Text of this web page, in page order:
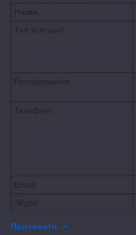
Назва:
Тип компанії:
Розташування:
Телефон:
Email:
Skype:
Приховати